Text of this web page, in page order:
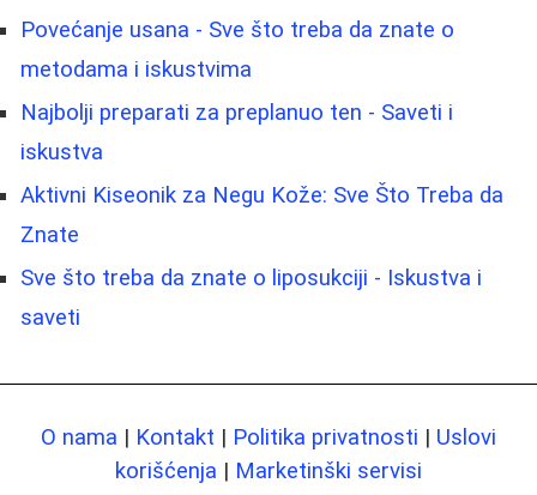
Povećanje usana - Sve što treba da znate o
metodama i iskustvima
Najbolji preparati za preplanuo ten - Saveti i
iskustva
Aktivni Kiseonik za Negu Kože: Sve Što Treba da
Znate
Sve što treba da znate o liposukciji - Iskustva i
saveti
O nama | Kontakt | Politika privatnosti | Uslovi
korišćenja | Marketinški servisi